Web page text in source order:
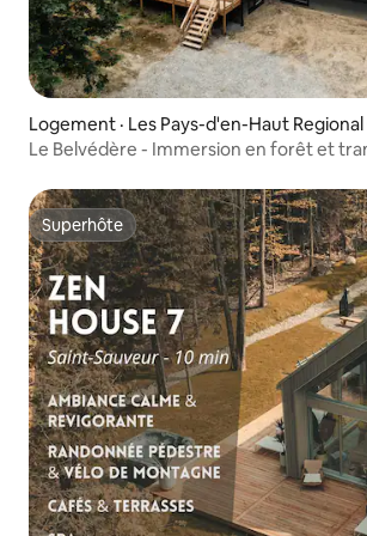
Logement · Les Pays-d'en-Haut
Municipality
Le Belvédère - Immersion en forêt et
Superhôte
Superhôte